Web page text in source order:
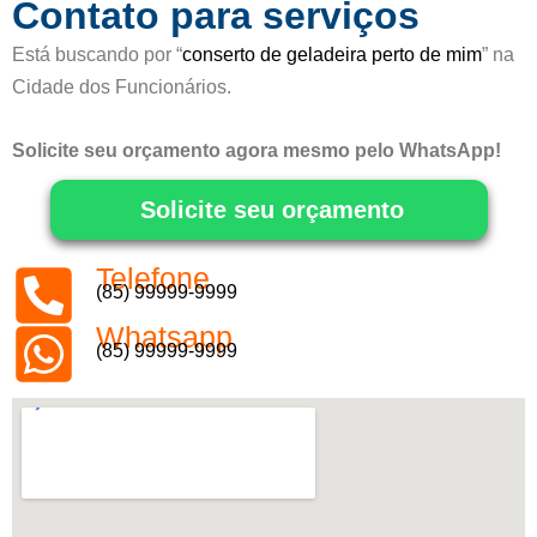
Contato para serviços
Está buscando por “conserto de geladeira perto de mim” na
Cidade dos Funcionários.
Solicite seu orçamento agora mesmo pelo WhatsApp!
Solicite seu orçamento
Telefone
(85) 99999-9999
Whatsapp
(85) 99999-9999